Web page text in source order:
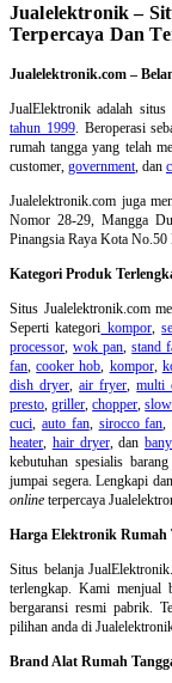
Jualelektronik –
Terpercaya Dan
Jualelektronik.com –
JualElektronik adalah situs
tahun 1999. Beroperasi
rumah tangga yang telah
customer, government, dan
Jualelektronik.com juga
Nomor 28-29, Mangga
Pinangsia Raya Kota No.50
Kategori Produk
Situs Jualelektronik.com
Seperti kategori kompor,
processor,wok pan,stand
fan,cooker hob, kompor,
dish dryer,air fryer,multi
presto,griller,chopper,
cuci, auto fan, sirocco fan,
heater, hair dryer, dan
kebutuhan spesialis
jumpai segera. Lengkapi
online terpercaya
Harga Elektronik Rumah
Situs belanja
terlengkap. Kami menjual
bergaransi resmi pabrik.
pilihan anda di
Brand Alat Rumah